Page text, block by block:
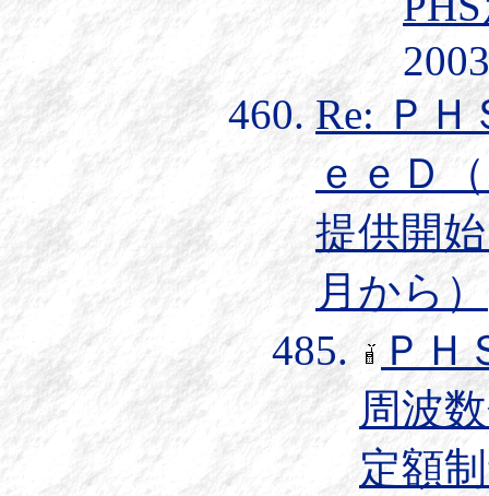
Re: Ｐ
ｅｅＤ
提供開
月から）
ＰＨ
周波
定額